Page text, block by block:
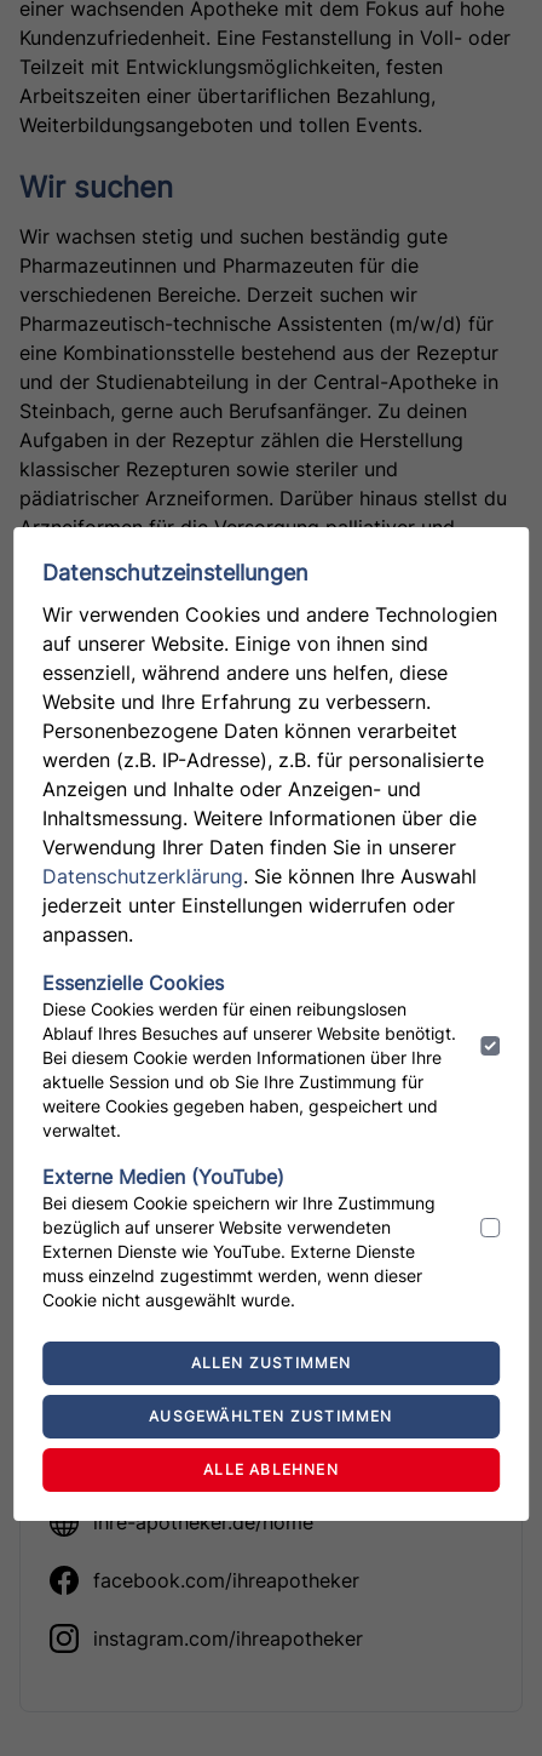
einer wachsenden Apotheke mit dem Fokus auf hohe
Kundenzufriedenheit. Eine Festanstellung in Voll- oder
Teilzeit mit Entwicklungsmöglichkeiten, festen
Arbeitszeiten einer übertariflichen Bezahlung,
Weiterbildungsangeboten und tollen Events.
Wir suchen
Wir wachsen stetig und suchen beständig gute
Pharmazeutinnen und Pharmazeuten für die
verschiedenen Bereiche. Derzeit suchen wir
Pharmazeutisch-technische Assistenten (m/w/d) für
eine Kombinationsstelle bestehend aus der Rezeptur
und der Studienabteilung in der Central-Apotheke in
Steinbach, gerne auch Berufsanfänger. Zu deinen
Aufgaben in der Rezeptur zählen die Herstellung
klassischer Rezepturen sowie steriler und
pädiatrischer Arzneiformen. Darüber hinaus stellst du
Arzneiformen für die Versorgung palliativer und
geriatrischer Institutionen, Cannabis- und
Cannabinoid-Zubereitungen sowie Hormonrezepturen
her. Außerdem gehören die Prüfung von
Ausgangsstoffen und Defekturen sowie die
Dokumentation gemäß Apothekenbetriebsordnung zu
deinem Aufgabenbereich. In der Studienabteilung
unterstützt du die Herstellung und Prüfung von
Studienpräparaten, die Entwicklung und Prüfung von
Arzneimitteln, die Umsetzung von Projekten sowie das
Management von Studienprojekten. Du hast eine
abgeschlossene Ausbildung als PTA und hast bereits
erste Erfahrungen im Herstellungsbereich. Du
beherrschst Deutsch in Wort und Schrift, arbeitest
organisiert, zuverlässig, selbstständig und
Ihre Bewerbung per Post, per
Telefon oder per Mail:
Central Apotheke
Madelaine Stephan
Bahnstraße 51
61449 Steinbach
Telefon: +49 6171-9161-251
karriere@ihreapotheker.de
ihre-apotheker.de/home
facebook.com/ihreapotheker
instagram.com/ihreapotheker
Datenschutzeinstellungen
Wir verwenden Cookies und andere Technologien
auf unserer Website. Einige von ihnen sind
essenziell, während andere uns helfen, diese
Website und Ihre Erfahrung zu verbessern.
Personenbezogene Daten können verarbeitet
werden (z.B. IP-Adresse), z.B. für personalisierte
Anzeigen und Inhalte oder Anzeigen- und
Inhaltsmessung. Weitere Informationen über die
Verwendung Ihrer Daten finden Sie in unserer
Datenschutzerklärung. Sie können Ihre Auswahl
jederzeit unter Einstellungen widerrufen oder
anpassen.
Essenzielle Cookies
Diese Cookies werden für einen reibungslosen
Ablauf Ihres Besuches auf unserer Website benötigt.
Bei diesem Cookie werden Informationen über Ihre
aktuelle Session und ob Sie Ihre Zustimmung für
weitere Cookies gegeben haben, gespeichert und
verwaltet.
Externe Medien (YouTube)
Bei diesem Cookie speichern wir Ihre Zustimmung
bezüglich auf unserer Website verwendeten
Externen Dienste wie YouTube. Externe Dienste
muss einzelnd zugestimmt werden, wenn dieser
Cookie nicht ausgewählt wurde.
ALLEN ZUSTIMMEN
AUSGEWÄHLTEN ZUSTIMMEN
ALLE ABLEHNEN